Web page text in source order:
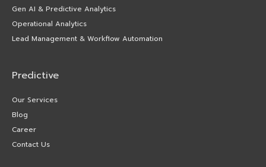
Gen AI & Predictive Analytics
Operational Analytics
Lead Management & Workflow Automation
Predictive
Our Services
Blog
Career
Contact Us